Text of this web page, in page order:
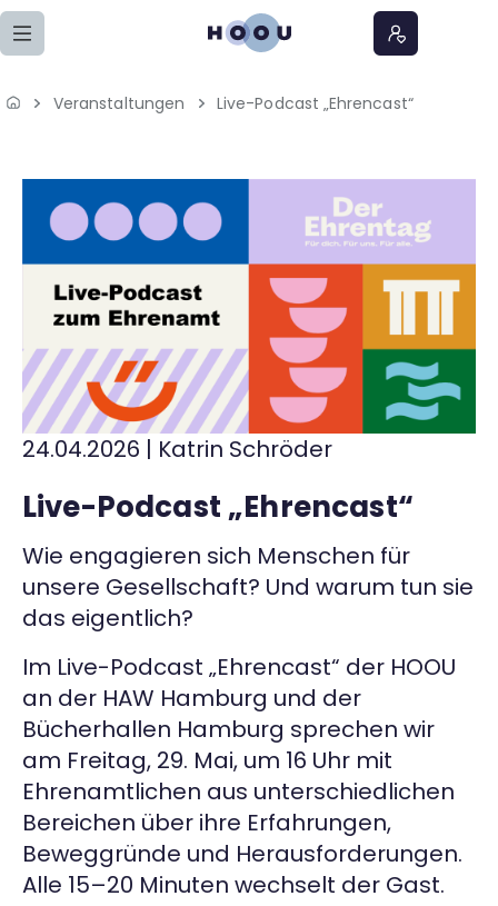
Zum Seiteninhalt springen
Home
Podcasts
Meine Lernangebote
News
Veranstaltungen
Veranstaltungen Live-Podcast „Ehrencast“
24.04.2026 | Katrin Schröder
Live-Podcast „Ehrencast“
Wie engagieren sich Menschen für
unsere Gesellschaft? Und warum tun sie
das eigentlich?
Im Live-Podcast „Ehrencast“ der HOOU
an der HAW Hamburg und der
Bücherhallen Hamburg sprechen wir
am Freitag, 29. Mai, um 16 Uhr mit
Ehrenamtlichen aus unterschiedlichen
Bereichen über ihre Erfahrungen,
Beweggründe und Herausforderungen.
Alle 15–20 Minuten wechselt der Gast.